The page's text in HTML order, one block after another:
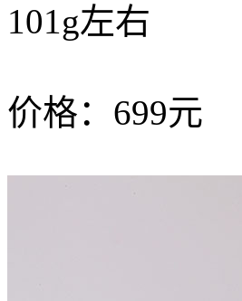
101g左右
价格：699元